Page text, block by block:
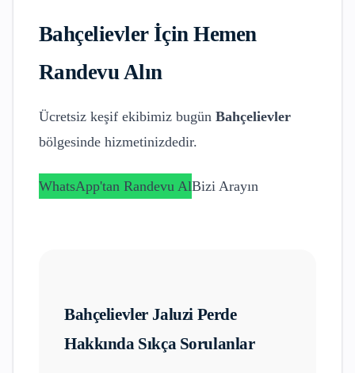
Bahçelievlerİçin Hemen
Randevu Alın
Ücretsiz keşif ekibimiz bugün Bahçelievler
bölgesinde hizmetinizdedir.
WhatsApp'tan Randevu AlBizi Arayın
Bahçelievler Jaluzi Perde
Hakkında Sıkça Sorulanlar